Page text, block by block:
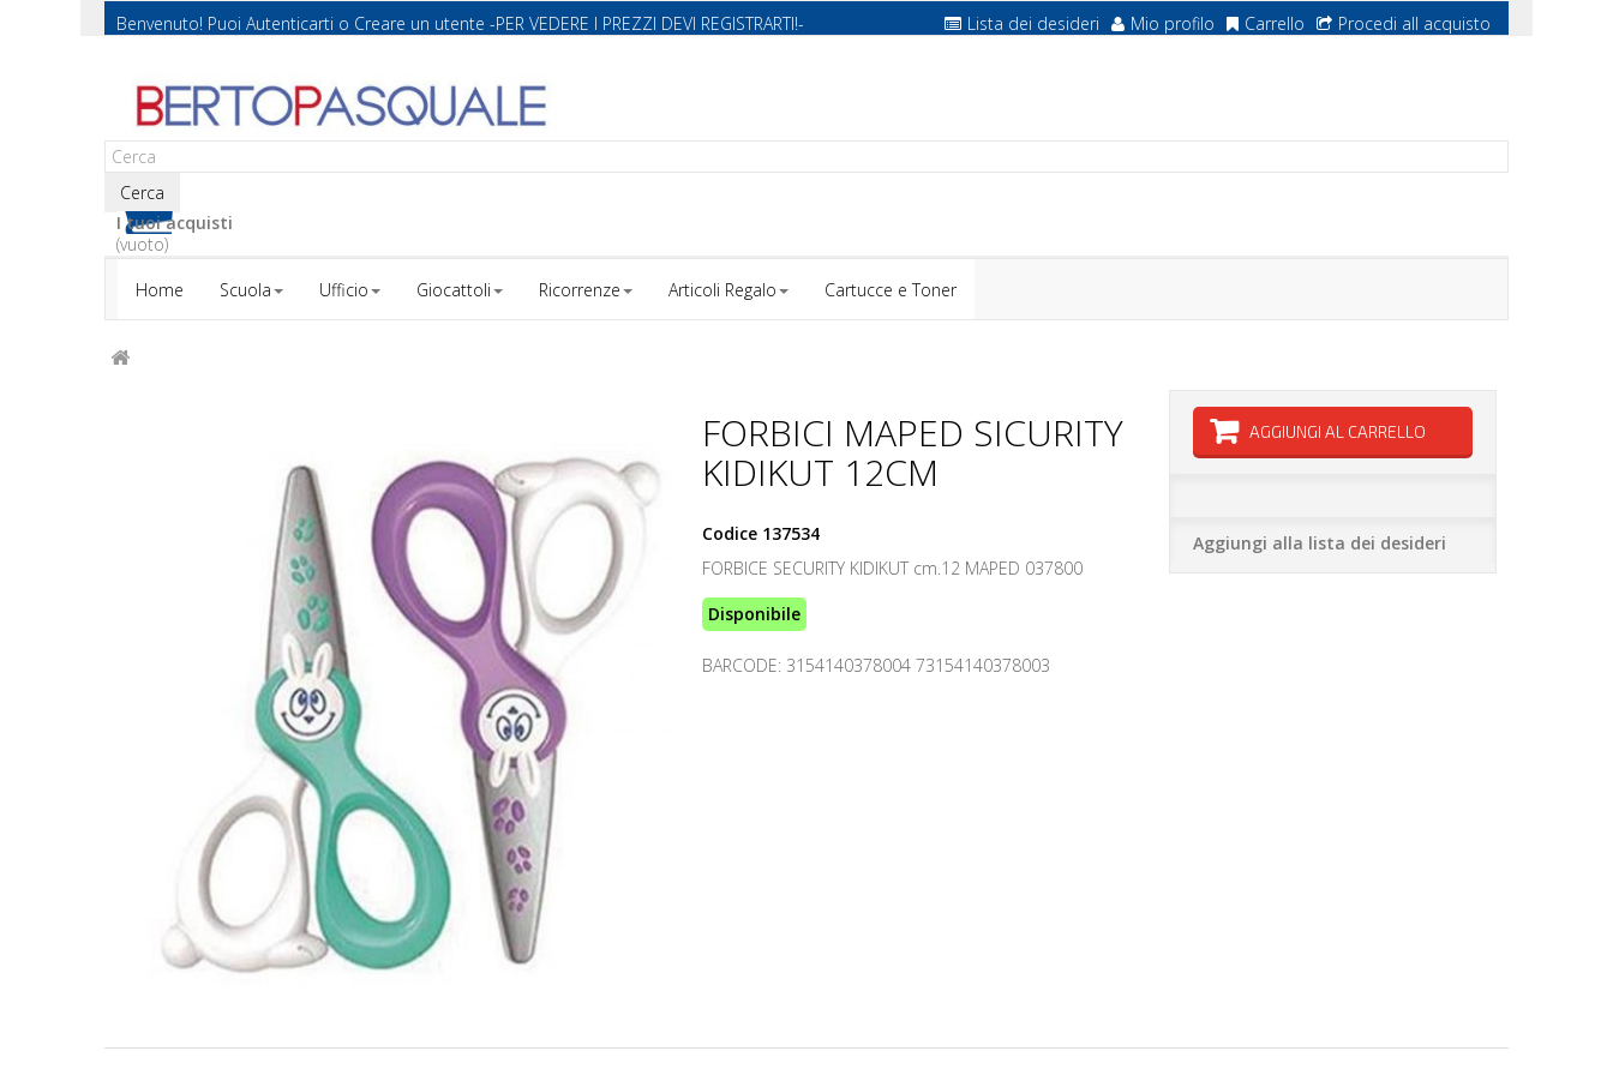
Benvenuto! Puoi Autenticarti o Creare un utente -PER VEDERE I PREZZI DEVI REGISTRARTI!- Lista dei desideri Mio profilo Carrello Procedi all acquisto
Cerca
I tuoi acquisti
(vuoto)
Home
Scuola Ufficio Giocattoli Ricorrenze Articoli Regalo Cartucce e Toner
FORBICI MAPED SICURITY
KIDIKUT 12CM
Codice 137534
FORBICE SECURITY KIDIKUT cm.12 MAPED 037800
Disponibile
BARCODE: 3154140378004 73154140378003
AGGIUNGI AL CARRELLO
Aggiungi alla lista dei desideri